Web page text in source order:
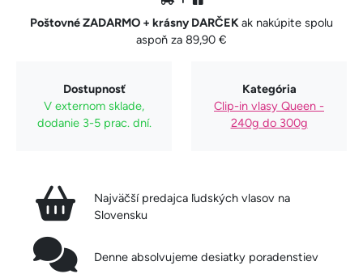
Poštovné ZADARMO + krásny DARČEKak nakúpite spolu
aspoň za 89,90 €
Dostupnosť
V externom sklade,
dodanie 3-5 prac. dní.
Kategória
Clip-in vlasy Queen -
240g do 300g
Najväčší predajca ľudských vlasov na
Slovensku
Denne absolvujeme desiatky poradenstiev